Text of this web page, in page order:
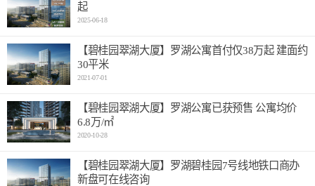
起
2025-06-18
【碧桂园翠湖大厦】罗湖公寓首付仅38万起 建面约
30平米
2021-07-01
【碧桂园翠湖大厦】罗湖公寓已获预售 公寓均价
6.8万/㎡
2020-10-28
【碧桂园翠湖大厦】罗湖碧桂园7号线地铁口商办
新盘可在线咨询